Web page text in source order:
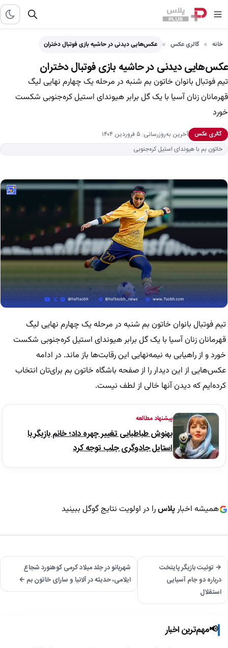
خانه گالری عکس عکس‌هایی دیدنی در حاشیه بازی فوتبال دختران
عکس‌هایی دیدنی در حاشیه بازی فوتبال دختران
تیم فوتبال بانوان خاتون بم ‌شنبه‌ در مرحله یک‌ چهارم‌ نهایی لیگ
قهرمانان زنان آسیا با یک گل برابر هیوندای استیل کره‌جنوبی شکست
خورد
گالری عکس
آخرین به‌روزرسانی: ۵ فروردین ۱۴۰۴
خاتون بم با هیوندای استیل کره‌جنوبی
تیم فوتبال بانوان خاتون بم ‌شنبه‌ در مرحله یک‌ چهارم‌ نهایی لیگ
قهرمانان زنان آسیا با یک گل برابر هیوندای استیل کره‌جنوبی شکست
خورد و از راهیابی به نیمه‌نهایی این رقابت‌ها باز ماند. در ادامه
عکس‌هایی از این دیدار را از صفحه باشگاه خاتون بم برای‌تان انتخاب
کرده‌ایم که دیدن آنها خالی از لطف نیست.
پیشنهاد مطالعه
بهنوش طباطبایی تغییر چهره داد؛ خانم بازیگر با
استایل جادوگری جلب توجه کرد
همیشه اخبارپلاسرا در اولویت نتایج گوگل ببینید
→ توئیت بازیگر پایتخت
درباره دو جام آسیایی
استقلال
شهربانو در جلد میلاد کرمی کوهنورد شجاع
ایلامی، حدیثه در آلانیا و سارای خاتون بم ←
📢مهم‌ترین اخبار